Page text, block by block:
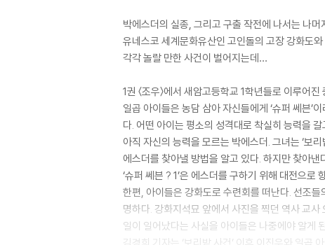
박에스더의 실종, 그리고 구출 작전에 나서는 나머
유네스코 세계문화유산인 고인돌의 고장 강화도
각각 놀랄 만한 사건이 벌어지는데…
1권 〈조우〉에서 새암고등학교 1학년들로 이루어
일곱 아이들은 농담 삼아 자신들에게 ‘슈퍼 쎄븐’
다. 어떤 아이는 평소의 성격대로 착실히 능력을
아직 자신의 능력을 모르는 박에스더. 그녀는 ‘보
에스더를 찾아낼 방법을 알고 있다. 하지만 찾아
‘슈퍼 쎄븐 ? 1’은 에스더를 구하기 위해 대전으로
한편, 아이들은 강화도로 수련회를 떠난다. 선조
명하다. 강화지석묘 앞에서 사진을 찍던 역사 교
일이 일어났다는 사실을 아이들은 나중에야 알게